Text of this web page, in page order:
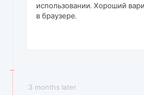
использовании. Хороший
в браузере.
3 months later